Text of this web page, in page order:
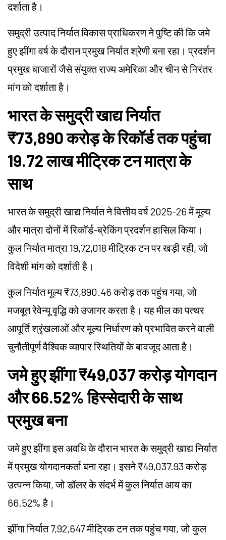
दर्शाता है।
समुद्री उत्पाद निर्यात विकास प्राधिकरण ने पुष्टि की कि जमे
हुए झींगा वर्ष के दौरान प्रमुख निर्यात श्रेणी बना रहा। प्रदर्शन
प्रमुख बाजारों जैसे संयुक्त राज्य अमेरिका और चीन से निरंतर
मांग को दर्शाता है।
भारत के समुद्री खाद्य निर्यात
₹73,890 करोड़ के रिकॉर्ड तक पहुंचा
19.72 लाख मीट्रिक टन मात्रा के
साथ
भारत के समुद्री खाद्य निर्यात ने वित्तीय वर्ष 2025-26 में मूल्य
और मात्रा दोनों में रिकॉर्ड-ब्रेकिंग प्रदर्शन हासिल किया।
कुल निर्यात मात्रा 19,72,018 मीट्रिक टन पर खड़ी रही, जो
विदेशी मांग को दर्शाती है।
कुल निर्यात मूल्य ₹73,890.46 करोड़ तक पहुंच गया, जो
मजबूत रेवेन्यू वृद्धि को उजागर करता है। यह मील का पत्थर
आपूर्ति श्रृंखलाओं और मूल्य निर्धारण को प्रभावित करने वाली
चुनौतीपूर्ण वैश्विक व्यापार स्थितियों के बावजूद आता है।
जमे हुए झींगा ₹49,037 करोड़ योगदान
और 66.52% हिस्सेदारी के साथ
प्रमुख बना
जमे हुए झींगा इस अवधि के दौरान भारत के समुद्री खाद्य निर्यात
में प्रमुख योगदानकर्ता बना रहा। इसने ₹49,037.93 करोड़
उत्पन्न किया, जो डॉलर के संदर्भ में कुल निर्यात आय का
66.52% है।
झींगा निर्यात 7,92,647 मीट्रिक टन तक पहुंच गया, जो कुल